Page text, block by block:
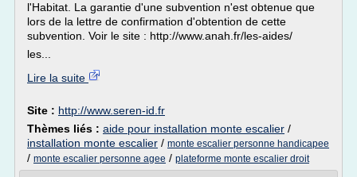
l'Habitat. La garantie d'une subvention n'est obtenue que
lors de la lettre de confirmation d'obtention de cette
subvention. Voir le site : http://www.anah.fr/les-aides/
les...
Lire la suite
Site : http://www.seren-id.fr
Thèmes liés : aide pour installation monte escalier /
installation monte escalier / monte escalier personne handicapee
/ monte escalier personne agee / plateforme monte escalier droit